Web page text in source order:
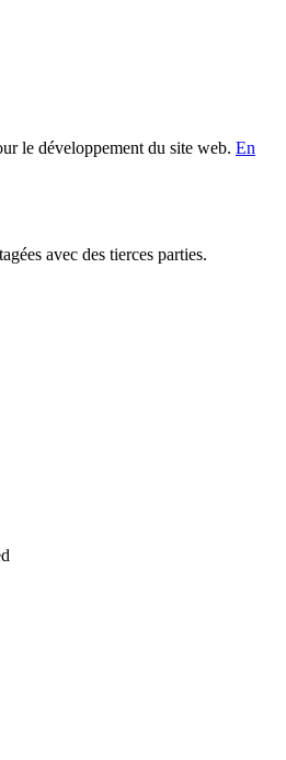
le développement du site web. En
avec des tierces parties.